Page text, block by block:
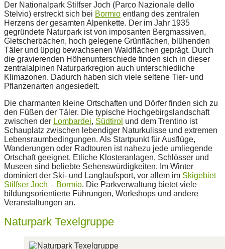
Der Nationalpark Stilfser Joch (Parco Nazionale dello
Stelvio) erstreckt sich bei Bormio entlang des zentralen
Herzens der gesamten Alpenkette. Der im Jahr 1935
gegründete Naturpark ist von imposanten Bergmassiven,
Gletscherbächen, hoch gelegene Grünflächen, blühenden
Täler und üppig bewachsenen Waldflächen geprägt. Durch
die gravierenden Höhenunterschiede finden sich in dieser
zentralalpinen Naturparkregion auch unterschiedliche
Klimazonen. Dadurch haben sich viele seltene Tier- und
Pflanzenarten angesiedelt.
Die charmanten kleine Ortschaften und Dörfer finden sich zu
den Füßen der Täler. Die typische Hochgebirgslandschaft
zwischen der Lombardei, Südtirol und dem Trentino ist
Schauplatz zwischen lebendiger Naturkulisse und extremen
Lebensraumbedingungen. Als Startpunkt für Ausflüge,
Wanderungen oder Radtouren ist nahezu jede umliegende
Ortschaft geeignet. Etliche Klosteranlagen, Schlösser und
Museen sind beliebte Sehenswürdigkeiten. Im Winter
dominiert der Ski- und Langlaufsport, vor allem im Skigebiet
Stilfser Joch – Bormio. Die Parkverwaltung bietet viele
bildungsorientierte Führungen, Workshops und andere
Veranstaltungen an.
Naturpark Texelgruppe